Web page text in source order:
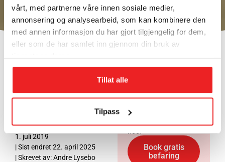
vårt, med partnerne våre innen sosiale medier,
annonsering og analysearbeid, som kan kombinere den
med annen informasjon du har gjort tilgjengelig for dem,
eller som de har samlet inn gjennom din bruk av
Tillat alle
Tilpass
Bytte ut
varmtvannsberederen?
Dette bør du
tenke over!
1. juli 2019
| Sist endret 22. april 2025
| Skrevet av:Andre Lysebo
Din lokale
elektriker og
rørlegger i
Har du spørsmål eller
trenger du hjelp med
Book gratis
befaring